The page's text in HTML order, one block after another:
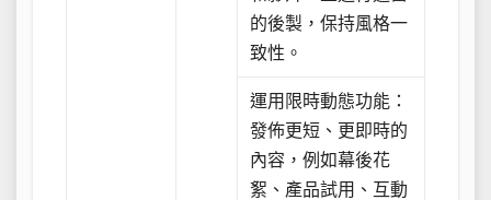
的後製，保持風格一
致性。
運用限時動態功能：
發佈更短、更即時的
內容，例如幕後花
絮、產品試用、互動